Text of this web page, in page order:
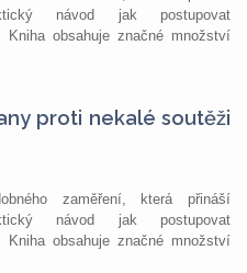
návod jak postupovat
Kniha obsahuje značné množství
proti nekalé soutěži
zaměření, která přináší
návod jak postupovat
Kniha obsahuje značné množství